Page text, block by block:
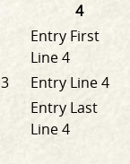
4
Entry First
Line 4
Entry Line 4
Entry Last
Line 4